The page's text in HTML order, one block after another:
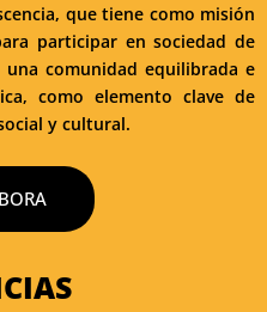
que tiene como misión
participar en sociedad de
comunidad equilibrada e
como elemento clave de
y cultural.